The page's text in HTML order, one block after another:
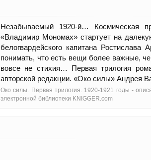
Незабываемый 1920-й… Космическая
«Владимир Мономах» стартует на
белогвардейского капитана
понимать, что есть вещи более важные,
вовсе не стихия… Первая трилогия
авторской редакции. «Око силы» Андрея
Око силы. Первая трилогия. 1920-1921 годы -
электронной библиотеки KNIGGER.com